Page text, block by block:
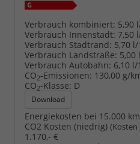
Verbrauch kombiniert: 5,90
Verbrauch Innenstadt: 7,50
Verbrauch Stadtrand: 5,70
Verbrauch Landstraße: 5,00
Verbrauch Autobahn: 6,10 l/
CO2-Emissionen: 130,00 g/
CO2-Klasse: D
Download
Energiekosten bei 15.000
CO2 Kosten (niedrig) (Kosten
1.170,- €